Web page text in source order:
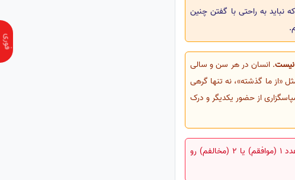
نباید به راحتی با گفتن چنین
نیست. انسان در هر سن و سالی
«از ما گذشته»، نه تنها گرهی
از حضور یکدیگر و درک
آیا سن و سال می‌تونه بهانه‌ای برای فرار از مسئولیت‌های عاطفی باشه؟ با حرف‌های دکتر عزیزی موافقید؟ عدد 1 (موافقم) یا 2 (مخالفم) رو